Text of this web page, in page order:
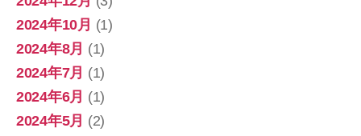
2024年10月 (1)
2024年8月 (1)
2024年7月 (1)
2024年6月 (1)
2024年5月 (2)